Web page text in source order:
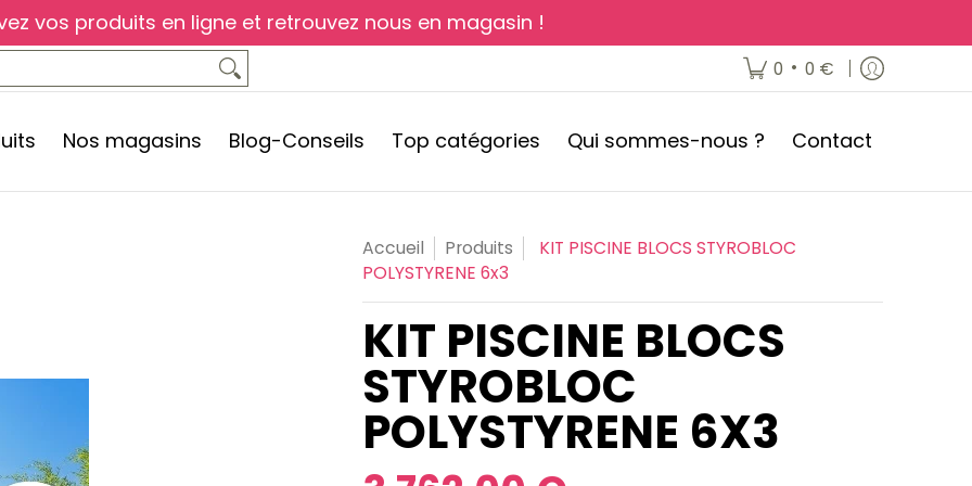
vos produits en ligne et retrouvez nous en magasin !
Top catégories Qui sommes-nous ? 0 • 0 €
Nos magasins Blog-Conseils Top catégories Qui sommes-nous ? Contact
Accueil Produits
KIT PISCINE BLOCS STYROBLOC
POLYSTYRENE 6x3
KIT PISCINE BLOCS
STYROBLOC
POLYSTYRENE 6X3